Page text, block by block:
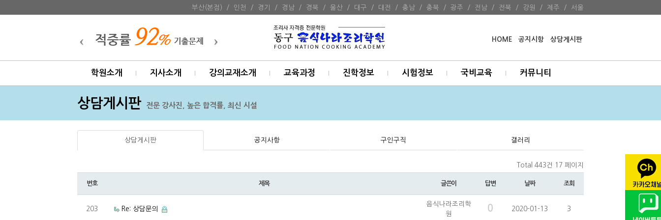
부산(본점) / 인천 / 경기 / 경남 / 경북 / 울산 / 대구 / 대전 / 충남 / 충북 / 광주 / 전남 / 전북 / 강원 / 제주 / 서울
HOME 공지시항 상담게시판
학원소개 지사소개 강의교재소개 교육과정 진학정보 시험정보 국비교육 커뮤니티
상담게시판 전문 강사진, 높은 합격률, 최신 시설
상담게시판 공지사항 구인구직 갤러리
Total 443건 17 페이지
번호 제목 글쓴이 답변 날짜 조회
203 Re: 상담문의
음식나라조리학
원
0 2020-01-13 3